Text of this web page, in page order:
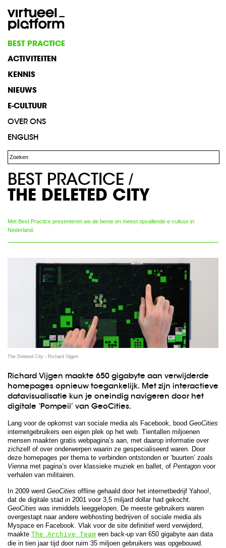
BEST PRACTICE
ACTIVITEITEN
KENNIS
NIEUWS
E-CULTUUR
OVER ONS
ENGLISH
BEST PRACTICE /
THE DELETED CITY
Met Best Practice presenteren we de beste en meest opvallende e-cultuur in
Nederland.
The Deleted City - Richard Vijgen
Richard Vijgen maakte 650 gigabyte aan verwijderde
homepages opnieuw toegankelijk. Met zijn interactieve
datavisualisatie kun je oneindig navigeren door het
digitale ‘Pompeii’ van GeoCities.
Lang voor de opkomst van sociale media als Facebook, bood GeoCities
internetgebruikers een eigen plek op het web. Tientallen miljoenen
mensen maakten gratis webpagina’s aan, met daarop informatie over
zichzelf of over onderwerpen waarin ze gespecialiseerd waren. Door
deze homepages per thema te verbinden ontstonden er ‘buurten’ zoals
Vienna met pagina’s over klassieke muziek en ballet, of Pentagon voor
verhalen van militairen.
In 2009 werd GeoCities offline gehaald door het internetbedrijf Yahoo!,
dat de digitale stad in 2001 voor 3,5 miljard dollar had gekocht.
GeoCities was inmiddels leeggelopen. De meeste gebruikers waren
overgestapt naar andere webhosting bedrijven of sociale media als
Myspace en Facebook. Vlak voor de site definitief werd verwijderd,
maakte The Archive Team een back-up van 650 gigabyte aan data
die in tien jaar tijd door ruim 35 miljoen gebruikers was opgebouwd.